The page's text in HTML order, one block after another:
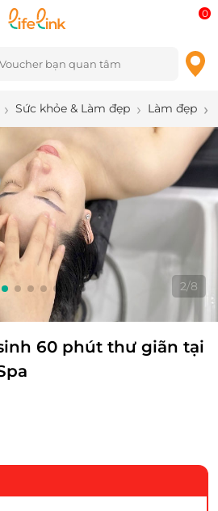
0
Sức khỏe & Làm đẹp Làm đẹp
2/8
60 phút thư giãn tại